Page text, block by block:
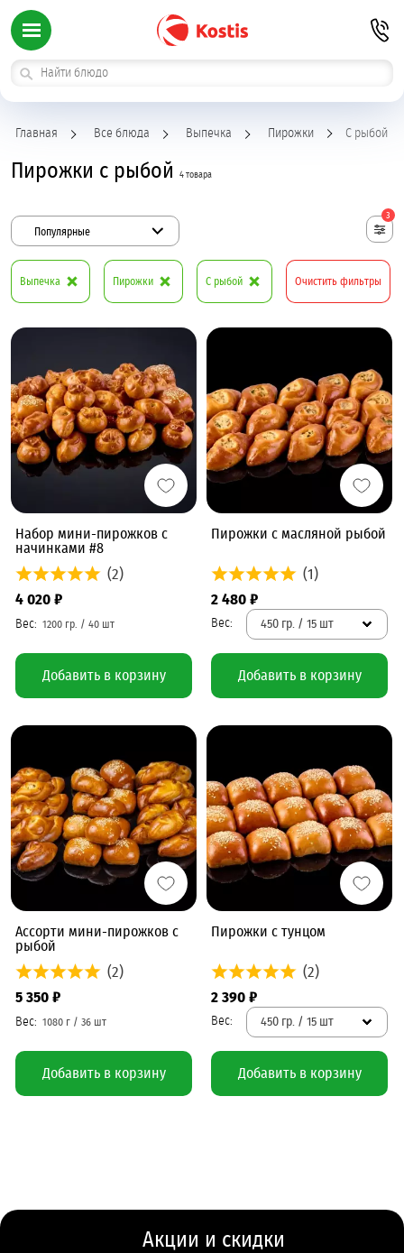
Главная Все блюда Выпечка Пирожки С рыбой
Пирожки с рыбой 4 товара
3
Выпечка Пирожки С рыбой Очистить фильтры
Популярные
Набор мини-пирожков с
начинками #8
(2)
4 020 ₽
Добавить в корзину
Пирожки с масляной рыбой
(1)
2 480 ₽
450 гр. / 15 шт
Добавить в корзину
Ассорти мини-пирожков с
рыбой
(2)
5 350 ₽
Добавить в корзину
Пирожки с тунцом
(2)
2 390 ₽
450 гр. / 15 шт
Добавить в корзину
Акции и скидки